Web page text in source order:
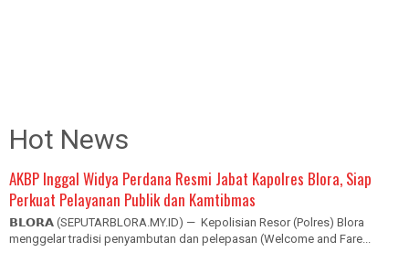
Hot News
AKBP Inggal Widya Perdana Resmi Jabat Kapolres Blora, Siap
Perkuat Pelayanan Publik dan Kamtibmas
𝗕𝗟𝗢𝗥𝗔 (SEPUTARBLORA.MY.ID) — Kepolisian Resor (Polres) Blora
menggelar tradisi penyambutan dan pelepasan (Welcome and Fare...